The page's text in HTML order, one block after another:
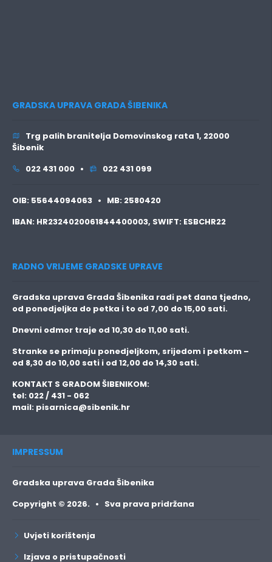
GRADSKA UPRAVA GRADA ŠIBENIKA
Trg palih branitelja Domovinskog rata 1, 22000
Šibenik
022 431 000 •
022 431 099
OIB: 55644094063 • MB: 2580420
IBAN: HR2324020061844400003, SWIFT: ESBCHR22
RADNO VRIJEME GRADSKE UPRAVE
Gradska uprava Grada Šibenika radi pet dana tjedno,
od ponedjeljka do petka i to od 7,00 do 15,00 sati.
Dnevni odmor traje od 10,30 do 11,00 sati.
Stranke se primaju ponedjeljkom, srijedom i petkom –
od 8,30 do 10,00 sati i od 12,00 do 14,30 sati.
KONTAKT S GRADOM ŠIBENIKOM:
tel: 022 / 431 - 062
mail: pisarnica@sibenik.hr
IMPRESSUM
Gradska uprava Grada Šibenika
Copyright © 2026. • Sva prava pridržana
Uvjeti korištenja
Izjava o pristupačnosti